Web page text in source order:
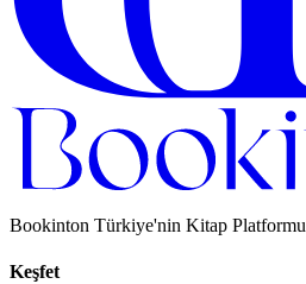
Bookinton Türkiye'nin Kitap Platformu
Keşfet